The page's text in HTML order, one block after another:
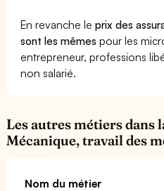
En revanche leprix des
sont les mêmes pour les
entrepreneur, professions
non salarié.
Les autres métiers dans
Mécanique, travail des
Nom du métier